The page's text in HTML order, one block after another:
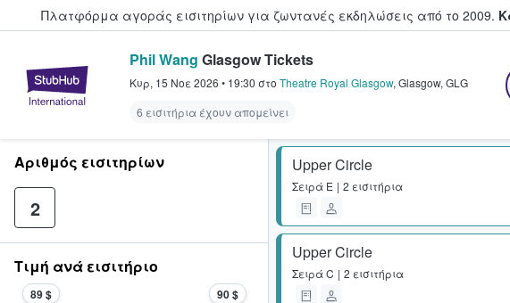
Πλατφόρμα αγοράς εισιτηρίων για ζωντανές εκδηλώσεις από το 2009.
StubHub - Όπου οι φαν αγοράζουν και
Phil Wang Glasgow Tickets
Κυρ, 15 Νοε 2026 • 19:30 στο Theatre Royal Glasgow, Glasgow, GLG
6 εισιτήρια έχουν απομείνει
Upper Circle
Σειρά E 2 εισιτήρια
Upper Circle
ΣειράC 2 εισιτήρια
Αριθμός εισιτηρίων
2
Τιμή ανά εισιτήριο
89 $ 90 $